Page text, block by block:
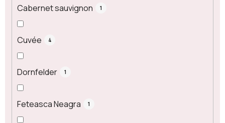
Cabernet sauvignon 1
Cuvée 4
Dornfelder 1
Feteasca Neagra 1